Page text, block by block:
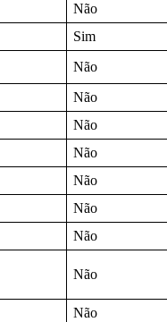
Não
Sim
Não
Não
Não
Não
Não
Não
Não
Não
Não